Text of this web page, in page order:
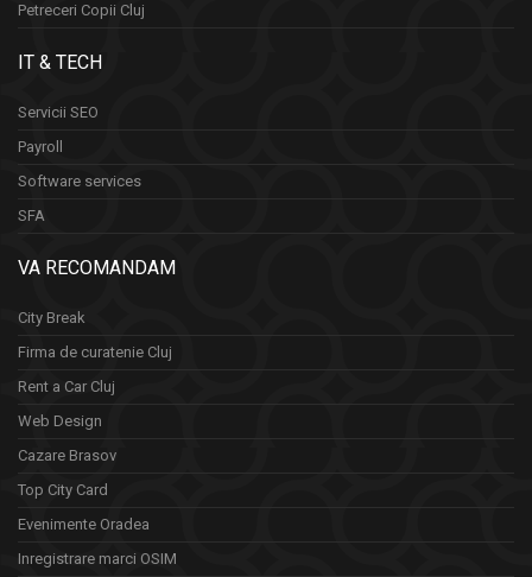
Petreceri Copii Cluj
IT & TECH
Servicii SEO
Payroll
Software services
SFA
VA RECOMANDAM
City Break
Firma de curatenie Cluj
Rent a Car Cluj
Web Design
Cazare Brasov
Top City Card
Evenimente Oradea
Inregistrare marci OSIM